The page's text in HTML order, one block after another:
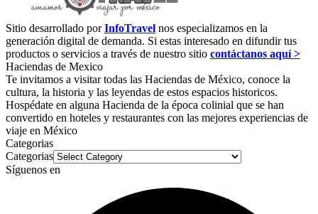
Sitio desarrollado porInfoTravel nos especializamos en la
generación digital de demanda. Si estas interesado en difundir tus
productos o servicios a través de nuestro sitio contáctanos aquí >
Haciendas de Mexico
Te invitamos a visitar todas las Haciendas de México, conoce la
cultura, la historia y las leyendas de estos espacios historicos.
Hospédate en alguna Hacienda de la época colinial que se han
convertido en hoteles y restaurantes con las mejores experiencias de
viaje en México
Categorias
Categorias
Síguenos en